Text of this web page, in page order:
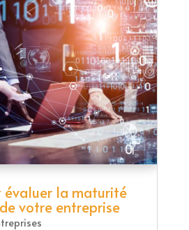
évaluer la maturité
votre entreprise